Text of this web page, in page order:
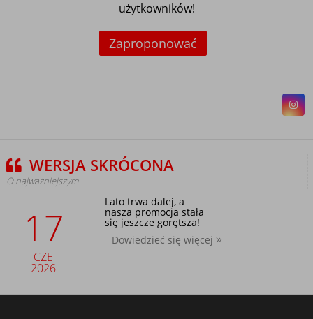
użytkowników!
Zaproponować
WERSJA SKRÓCONA
O najważniejszym
17
CZE
2026
Lato trwa dalej, a
nasza promocja stała
się jeszcze gorętsza!
Dowiedzieć się więcej